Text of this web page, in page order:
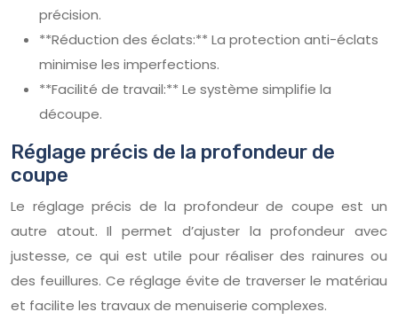
précision.
**Réduction des éclats:** La protection anti-éclats
minimise les imperfections.
**Facilité de travail:** Le système simplifie la
découpe.
Réglage précis de la profondeur de
coupe
Le réglage précis de la profondeur de coupe est un
autre atout. Il permet d’ajuster la profondeur avec
justesse, ce qui est utile pour réaliser des rainures ou
des feuillures. Ce réglage évite de traverser le matériau
et facilite les travaux de menuiserie complexes.